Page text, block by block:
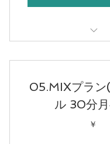
05.MIXプラン
ル 30分
￥